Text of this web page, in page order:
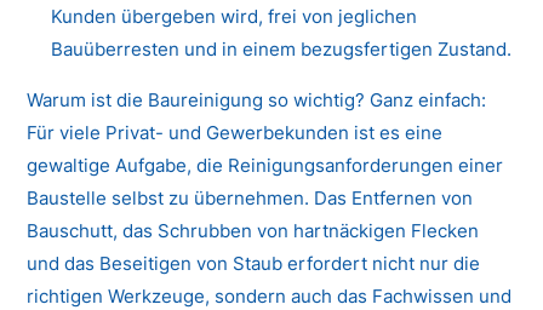
Kunden übergeben wird, frei von jeglichen
Bauüberresten und in einem bezugsfertigen Zustand.
Warum ist die Baureinigung so wichtig? Ganz einfach:
Für viele Privat- und Gewerbekunden ist es eine
gewaltige Aufgabe, die Reinigungsanforderungen einer
Baustelle selbst zu übernehmen. Das Entfernen von
Bauschutt, das Schrubben von hartnäckigen Flecken
und das Beseitigen von Staub erfordert nicht nur die
richtigen Werkzeuge, sondern auch das Fachwissen und